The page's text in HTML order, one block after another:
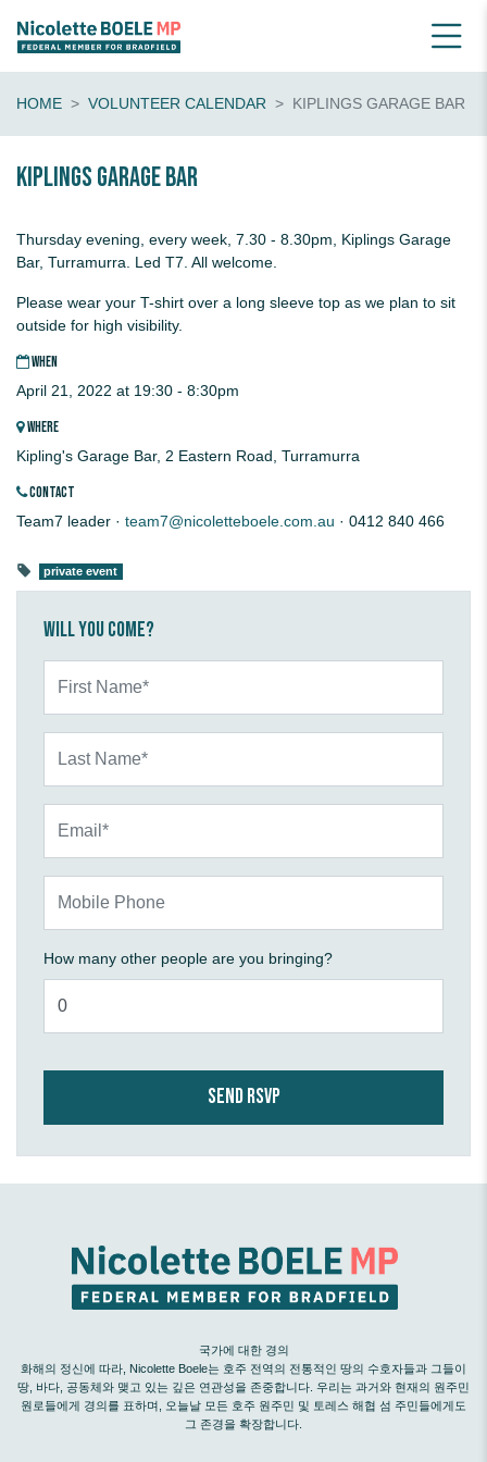
HOME VOLUNTEER CALENDAR KIPLINGS GARAGE BAR
Kiplings Garage Bar
Thursday evening, every week, 7.30 - 8.30pm, Kiplings Garage
Bar, Turramurra. Led T7. All welcome.
Please wear your T-shirt over a long sleeve top as we plan to sit
outside for high visibility.
WHEN
April 21, 2022 at 19:30 - 8:30pm
WHERE
Kipling's Garage Bar, 2 Eastern Road, Turramurra
CONTACT
Team7 leader · team7@nicoletteboele.com.au · 0412 840 466
private event
Will you come?
How many other people are you bringing?
국가에 대한 경의
화해의 정신에 따라, Nicolette Boele는 호주 전역의 전통적인 땅의 수호자들과 그들이
땅, 바다, 공동체와 맺고 있는 깊은 연관성을 존중합니다. 우리는 과거와 현재의 원주민
원로들에게 경의를 표하며, 오늘날 모든 호주 원주민 및 토레스 해협 섬 주민들에게도
그 존경을 확장합니다.